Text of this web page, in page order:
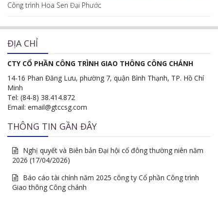
Công trình Hoa Sen Đại Phước
ĐỊA CHỈ
CTY CỔ PHẦN CÔNG TRÌNH GIAO THÔNG CÔNG CHÁNH
14-16 Phan Đăng Lưu, phường 7, quận Bình Thạnh, TP. Hồ Chí
Minh
Tel: (84-8) 38.414.872
Email: email@gtccsg.com
THÔNG TIN GẦN ĐÂY
Nghị quyết và Biên bản Đại hội cổ đông thường niên năm
2026 (17/04/2026)
Báo cáo tài chính năm 2025 công ty Cổ phần Công trình
Giao thông Công chánh